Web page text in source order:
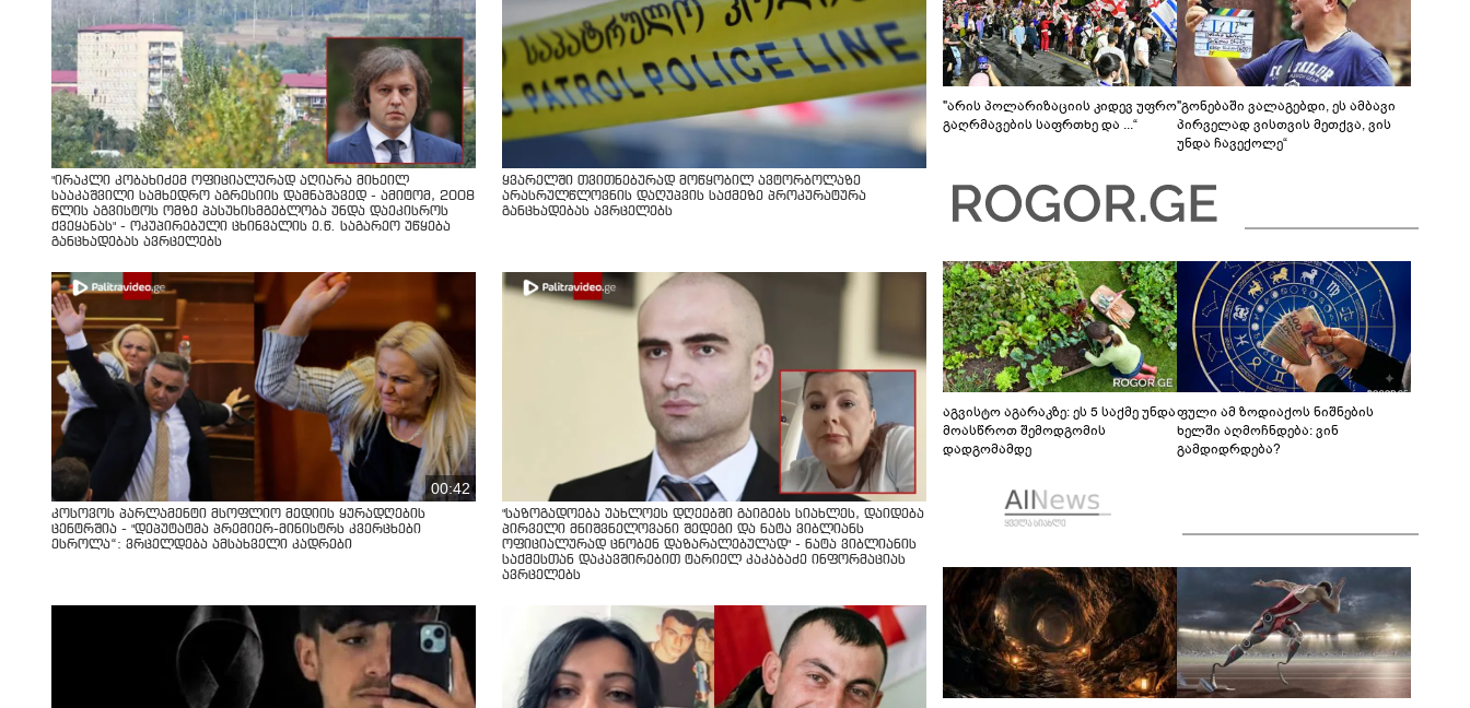
"ირაკლი კობახიძემ ოფიციალურად აღიარა მიხეილ
სააკაშვილი სამხედრო აგრესიის დამნაშავედ - ამიტომ, 2008
წლის აგვისტოს ომზე პასუხისმგებლობა უნდა დაეკისროს
ქვეყანას" - ოკუპირებული ცხინვალის ე.წ. საგარეო უწყება
განცხადებას ავრცელებს
ყვარელში თვითნებურად მოწყობილ ავტორბოლაზე
არასრულწლოვნის დაღუპვის საქმეზე პროკურატურა
განცხადებას ავრცელებს
00:42
კოსოვოს პარლამენტი მსოფლიო მედიის ყურადღების
ცენტრშია - "დეპუტატმა პრემიერ-მინისტრს კვერცხები
ესროლა“: ვრცელდება ამსახველი კადრები
"საზოგადოება უახლოეს დღეებში გაიგებს სიახლეს, დაიდება
პირველი მნიშვნელოვანი შედეგი და ნატა ვიბლიანს
ოფიციალურად ცნობენ დაზარალებულად" - ნატა ვიბლიანის
საქმესთან დაკავშირებით ტარიელ კაკაბაძე ინფორმაციას
ავრცელებს
"არის პოლარიზაციის კიდევ უფრო
გაღრმავების საფრთხე და ...“
"გონებაში ვალაგებდი, ეს ამბავი
პირველად ვისთვის მეთქვა, ვის
უნდა ჩავექოლე“
აგვისტო აგარაკზე: ეს 5 საქმე უნდა
მოასწროთ შემოდგომის
დადგომამდე
ფული ამ ზოდიაქოს ნიშნების
ხელში აღმოჩნდება: ვინ
გამდიდრდება?